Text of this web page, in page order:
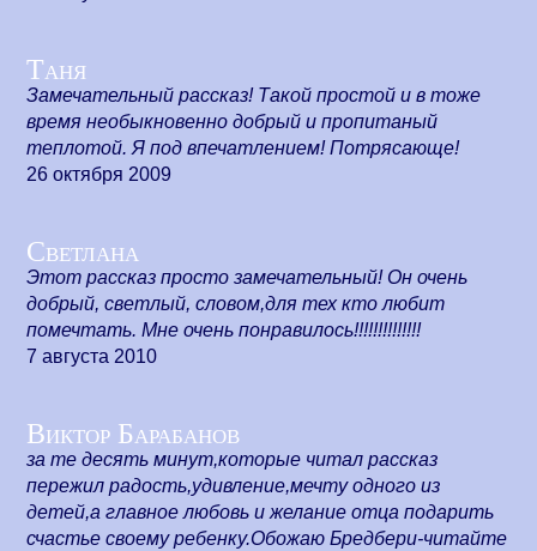
Таня
Замечательный рассказ! Такой простой и в тоже
время необыкновенно добрый и пропитаный
теплотой. Я под впечатлением! Потрясающе!
26 октября 2009
Светлана
Этот рассказ просто замечательный! Он очень
добрый, светлый, словом,для тех кто любит
помечтать. Мне очень понравилось!!!!!!!!!!!!!!
7 августа 2010
Виктор Барабанов
за те десять минут,которые читал рассказ
пережил радость,удивление,мечту одного из
детей,а главное любовь и желание отца подарить
счастье своему ребенку.Обожаю Бредбери-читайте